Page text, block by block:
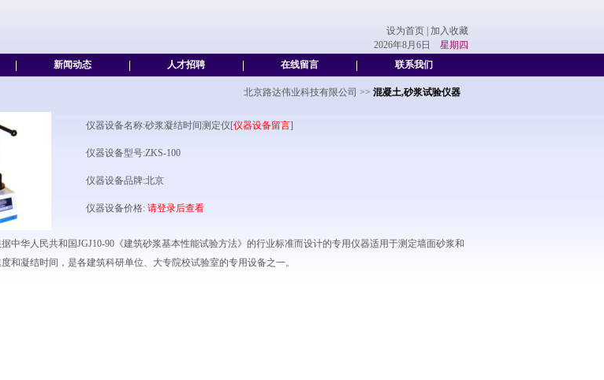
设为首页
加入收藏
2026年8月6日 星期四
新闻动态 人才招聘 在线留言 联系我们
北京路达伟业科技有限公司 >> 混凝土,砂浆试验仪器
仪器设备名称:砂浆凝结时间测定仪[仪器设备留言]
仪器设备型号:ZKS-100
仪器设备品牌:北京
仪器设备价格: 请登录后查看
中华人民共和国JGJ10-90《建筑砂浆基本性能试验方法》的行业标准而设计的专用仪器适用于测定墙面砂浆和
和凝结时间，是各建筑科研单位、大专院校试验室的专用设备之一。